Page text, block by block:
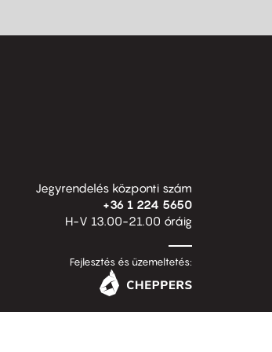
Jegyrendelés központi szám
+36 1 224 5650
H-V 13.00-21.00 óráig
Fejlesztés és üzemeltetés: